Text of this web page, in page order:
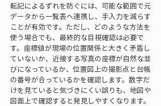
転記によるずれを防ぐには、可能な範囲で元
データから一覧表へ連携し、手入力を減らす
ことが有効です。ただし、どのような方法を
使う場合でも、最終的な目視確認は必要で
す。座標値が現場の位置関係と大きく矛盾し
ていないか、近接する写真の座標が自然な並
びになっているか、位置図上の撮影点と台帳
の番号が合っているかを確認します。数字だ
けを見ていると気づきにくい誤りも、地図や
図面上で確認すると発見しやすくなります。